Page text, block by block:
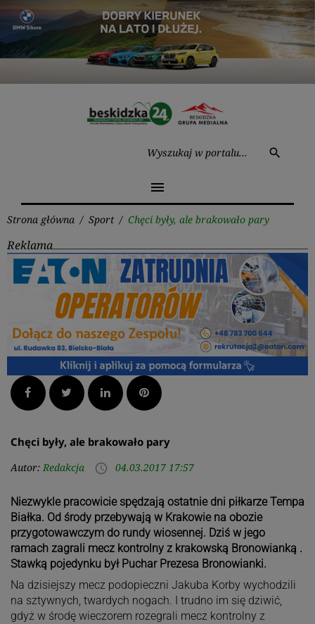
Przejdź
treści
search
menu
Strona główna / Sport / Chęci były, ale brakowało pary
Reklama
Facebook Twitter LinkedInPinterest
Chęci były, ale brakowało pary
Autor: Redakcja access_time 04.03.2017 17:57
Niezwykle pracowicie spędzają ostatnie dni piłkarze Tempa
Białka. Od środy przebywają w Krakowie na obozie
przygotowawczym do rundy wiosennej. Dziś w jego
ramach zagrali mecz kontrolny z krakowską Bronowianką .
Stawką pojedynku był Puchar Prezesa Bronowianki.
Na dzisiejszy mecz podopieczni Jakuba Korby wychodzili
na sztywnych, twardych nogach. I trudno im się dziwić,
gdyż w środę wieczorem rozegrali mecz kontrolny z